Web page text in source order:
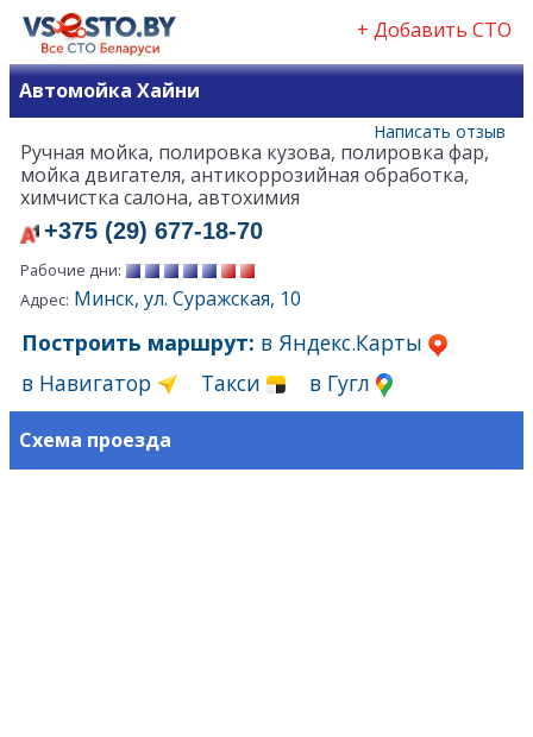
+ Добавить СТО
Автомойка Хайни
Написать отзыв
Ручная мойка, полировка кузова, полировка фар,
мойка двигателя, антикоррозийная обработка,
химчистка салона, автохимия
+375 (29) 677-18-70
Рабочие дни:
Адрес: Минск, ул. Суражская, 10
Построить маршрут: в Яндекс.Карты
в Навигатор
Такси в Гугл
Схема проезда